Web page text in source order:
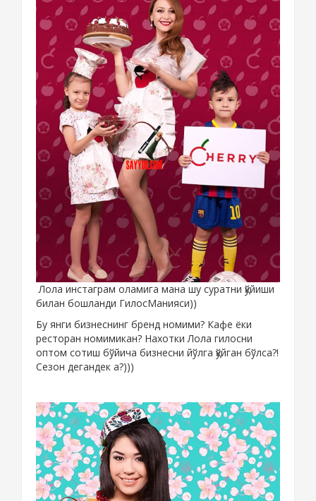
Лола инстаграм оламига мана шу суратни қўйиши
билан бошланди ГилосМанияси))
Бу янги бизнеснинг бренд номими? Кафе ёки
ресторан номимикан? Нахотки Лола гилосни
оптом сотиш бўйича бизнесни йўлга қўйган бўлса?!
Сезон дегандек а?)))